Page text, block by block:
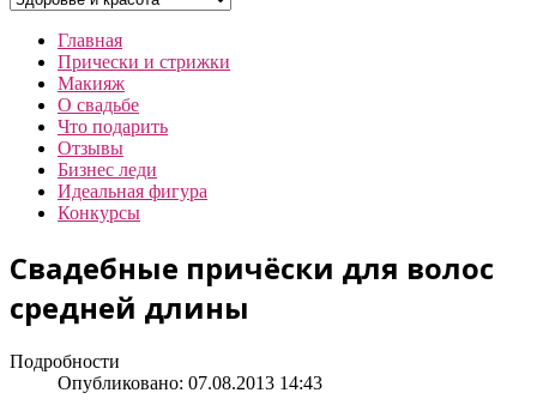
Главная
Прически и стрижки
Макияж
О свадьбе
Что подарить
Отзывы
Бизнес леди
Идеальная фигура
Конкурсы
Свадебные причёски для волос
средней длины
Подробности
Опубликовано: 07.08.2013 14:43